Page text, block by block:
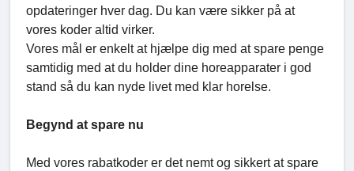
opdateringer hver dag. Du kan være sikker på at
vores koder altid virker.
Vores mål er enkelt at hjælpe dig med at spare penge
samtidig med at du holder dine horeapparater i god
stand så du kan nyde livet med klar horelse.
Begynd at spare nu
Med vores rabatkoder er det nemt og sikkert at spare